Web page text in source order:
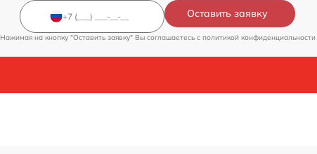
Оставить заявку
Нажимая на кнопку "Оставить заявку" Вы соглашаетесь c политикой конфиденциальности